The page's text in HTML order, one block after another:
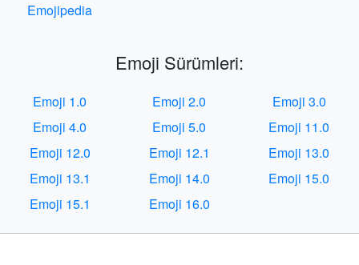
Emojipedia
Emoji Sürümleri:
Emoji 1.0 Emoji 2.0
Emoji 3.0
Emoji 4.0
Emoji 5.0
Emoji 11.0
Emoji 12.0
Emoji 12.1
Emoji 13.0
Emoji 13.1
Emoji 14.0
Emoji 15.0
Emoji 15.1
Emoji 16.0